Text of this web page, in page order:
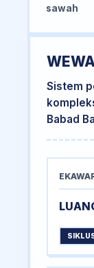
sawah
Sistem
Babad